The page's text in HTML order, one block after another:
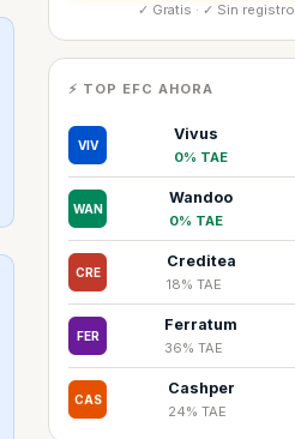
✓ Gratis · ✓ Sin registro
⚡ TOP EFC AHORA
VIV
Vivus
0% TAE
WAN
Wandoo
0% TAE
CRE
Creditea
18% TAE
FER
Ferratum
36% TAE
CAS
Cashper
24% TAE